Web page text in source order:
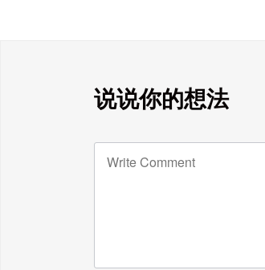
说说你的想法